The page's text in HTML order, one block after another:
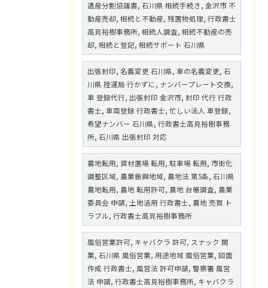
遺産分割協議書, 石川県 相続手続き, 金沢市 不
動産売却, 相続と不動産, 残置物処理, 行政書士
高見裕樹事務所, 相続人調査, 相続不動産の売
却, 相続と登記, 相続サポート 石川県
出張封印, 名義変更 石川県, 車の名義変更, 石
川県 陸運局 行かずに, ナンバープレート交換,
車 登録代行, 出張封印 金沢市, 封印 代行 行政
書士, 車両登録 行政書士, 忙しい法人 車登録,
希望ナンバー 石川県, 行政書士高見裕樹事務
所, 石川県 出張封印 対応
農地転用, 資材置場 転用, 駐車場 転用, 市街化
調整区域, 農業振興地域, 農地法 第5条, 石川県
農地転用, 農地 転用許可, 農地 台帳調査, 農業
委員会 申請, 土地活用 行政書士, 農地 売買 ト
ラブル, 行政書士高見裕樹事務所
風俗営業許可, キャバクラ 許可, スナック 開
業, 石川県 風俗営業, 用途地域 風俗営業, 図面
作成 行政書士, 風営法 許可申請, 警察署 風営
法 申請, 行政書士高見裕樹事務所, キャバクラ